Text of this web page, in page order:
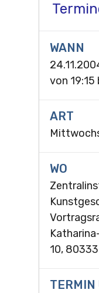
WANN
von 19:15
ART
WO
10,
TERMIN